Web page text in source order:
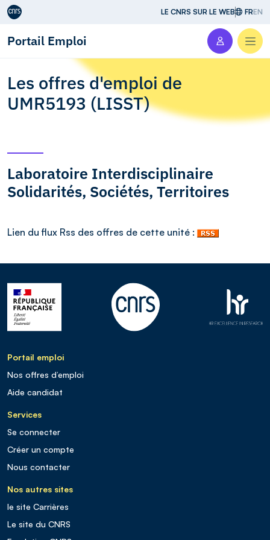
Aller au contenu LE CNRS SUR LE WEB FREN
Portail Emploi
Les offres d'emploi de
UMR5193 (LISST)
Laboratoire Interdisciplinaire
Solidarités, Sociétés, Territoires
Lien du flux Rss des offres de cette unité :
Portail emploi
Nos offres d’emploi
Aide candidat
Services
Se connecter
Créer un compte
Nous contacter
Nos autres sites
le site Carrières
Le site du CNRS